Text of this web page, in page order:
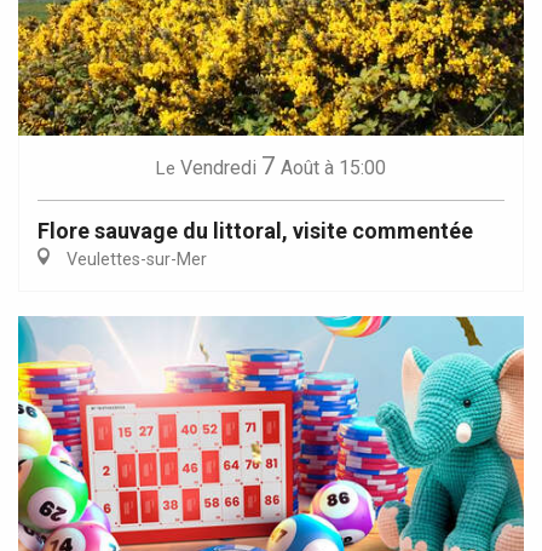
Le Vendredi 7 Août à 15:00
Flore sauvage du littoral, visite commentée
Veulettes-sur-Mer